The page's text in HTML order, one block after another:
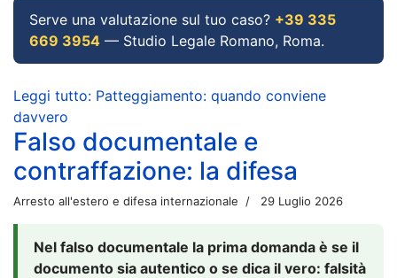
Serve una valutazione sul tuo caso? +39 335
669 3954 — Studio Legale Romano, Roma.
Leggi tutto: Patteggiamento: quando conviene
davvero
Falso documentale e
contraffazione: la difesa
Arresto all'estero e difesa internazionale 29 Luglio 2026
Nel falso documentale la prima domanda è se il
documento sia autentico o se dica il vero: falsità